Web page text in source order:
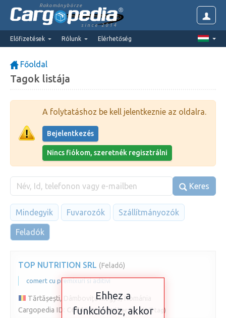
Rakománybörze
since 2014
Előfizetések Rólunk Elérhetőség
Főoldal
Tagok listája
A folytatáshoz be kell jelentkeznie az oldalra.
Bejelentkezés
Nincs fiókom, szeretnék regisztrálni
Keres
Mindegyik Fuvarozók Szállítmányozók
Feladók
TOP NUTRITION SRL (Feladó)
comert cu premixuri si aditivi
Tărtășești, Dâmbovița megye, Románia
Cargopedia ID:
C674 (2014. október 23.-jétől tag)
Ehhez a
funkcióhoz, akkor